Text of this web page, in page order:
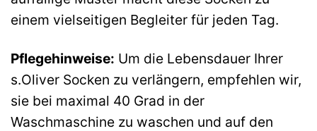
einem vielseitigen Begleiter für jeden Tag.
Pflegehinweise: Um die Lebensdauer Ihrer
s.Oliver Socken zu verlängern, empfehlen wir,
sie bei maximal 40 Grad in der
Waschmaschine zu waschen und auf den